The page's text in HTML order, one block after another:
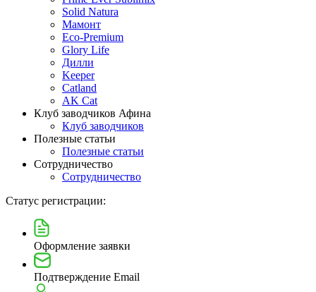
Solid Natura
Мамонт
Eco-Premium
Glory Life
Дилли
Keeper
Catland
AK Cat
Клуб заводчиков Афина
Клуб заводчиков
Полезные статьи
Полезные статьи
Сотрудничество
Сотрудничество
Статус регистрации:
Оформление заявки
Подтверждение Email